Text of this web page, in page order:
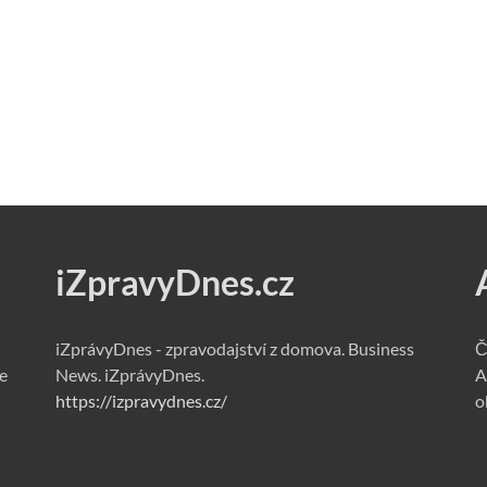
iZpravyDnes.cz
iZprávyDnes - zpravodajství z domova. Business
News. iZprávyDnes.
https://izpravydnes.cz/